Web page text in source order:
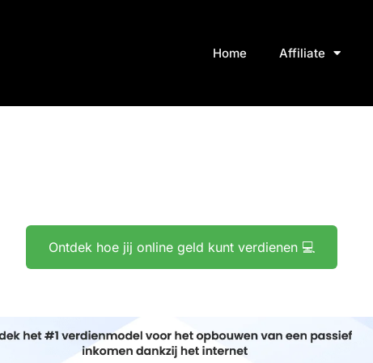
Home Affiliate
Ontdek hoe jij online geld kunt verdienen 💻